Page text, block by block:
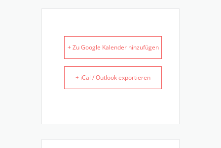
+ Zu Google Kalender hinzufügen
+ iCal / Outlook exportieren